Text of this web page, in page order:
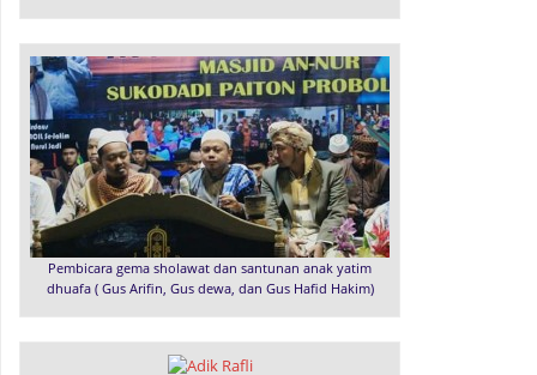
Pembicara gema sholawat dan santunan anak yatim
dhuafa ( Gus Arifin, Gus dewa, dan Gus Hafid Hakim)